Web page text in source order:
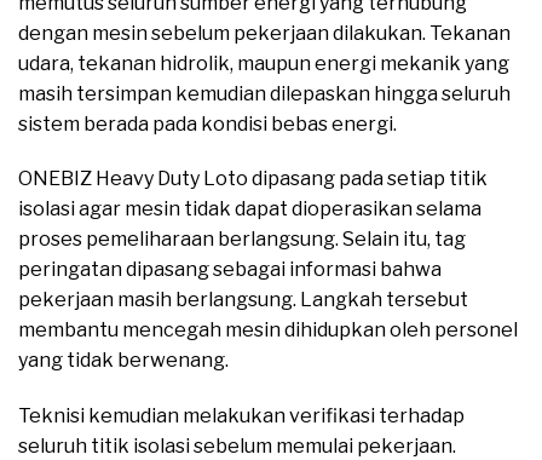
dengan mesin sebelum pekerjaan dilakukan. Tekanan
udara, tekanan hidrolik, maupun energi mekanik yang
masih tersimpan kemudian dilepaskan hingga seluruh
sistem berada pada kondisi bebas energi.
ONEBIZ Heavy Duty Loto dipasang pada setiap titik
isolasi agar mesin tidak dapat dioperasikan selama
proses pemeliharaan berlangsung. Selain itu, tag
peringatan dipasang sebagai informasi bahwa
pekerjaan masih berlangsung. Langkah tersebut
membantu mencegah mesin dihidupkan oleh personel
yang tidak berwenang.
Teknisi kemudian melakukan verifikasi terhadap
seluruh titik isolasi sebelum memulai pekerjaan.